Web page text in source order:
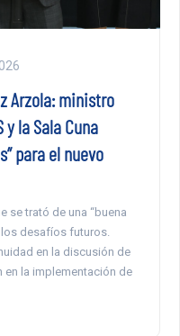
Arzola: ministro
y la Sala Cuna
para el nuevo
se trató de una “buena
desafíos futuros.
en la discusión de
en la implementación de